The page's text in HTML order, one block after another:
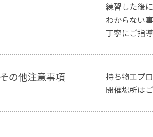
練習した後
わからない
丁寧にご指
その他注意事項
持ち物エプ
開催場所は